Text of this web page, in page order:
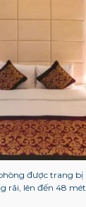
được trang
rãi, lên đến 48